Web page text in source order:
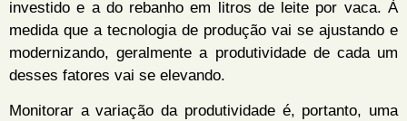
investido e a do rebanho em litros de leite por vaca. À
medida que a tecnologia de produção vai se ajustando e
modernizando, geralmente a produtividade de cada um
desses fatores vai se elevando.
Monitorar a variação da produtividade é, portanto, uma